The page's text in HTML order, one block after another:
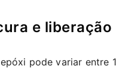
e
pode variar entre